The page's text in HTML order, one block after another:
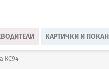
КАРТИЧКИ И
КС94